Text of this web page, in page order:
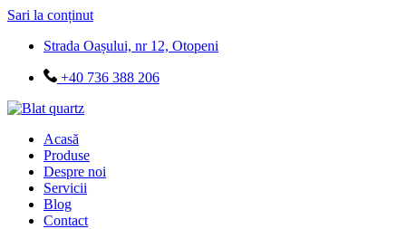
Sari la conținut
Strada Oașului, nr 12, Otopeni
+40 736 388 206
Acasă
Produse
Despre noi
Servicii
Blog
Contact